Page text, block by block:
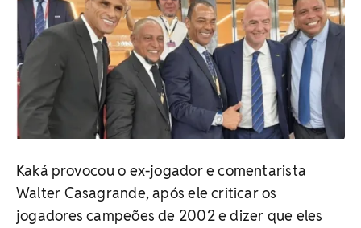
Kaká provocou o ex-jogador e comentarista
Walter Casagrande, após ele criticar os
jogadores campeões de 2002 e dizer que eles